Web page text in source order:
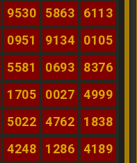
9530 5863
6113
0951 9134
0105
5581 0693
8376
1705 0027
4999
5022 4762
1838
4248 1286
4189